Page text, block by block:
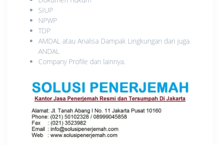
SIUP
NPWP
TDP
AMDAL atau Analisa Dampak Lingkungan dan juga
ANDAL
Company Profile dan lainnya.